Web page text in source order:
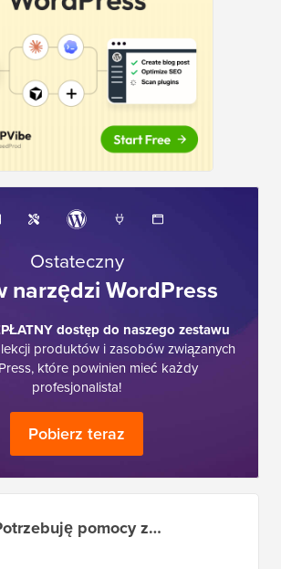
Ostateczny
narzędzi WordPress
dostęp do naszego zestawu
produktów i zasobów związanych
które powinien mieć każdy
profesjonalista!
Pobierz teraz
pomocy z…